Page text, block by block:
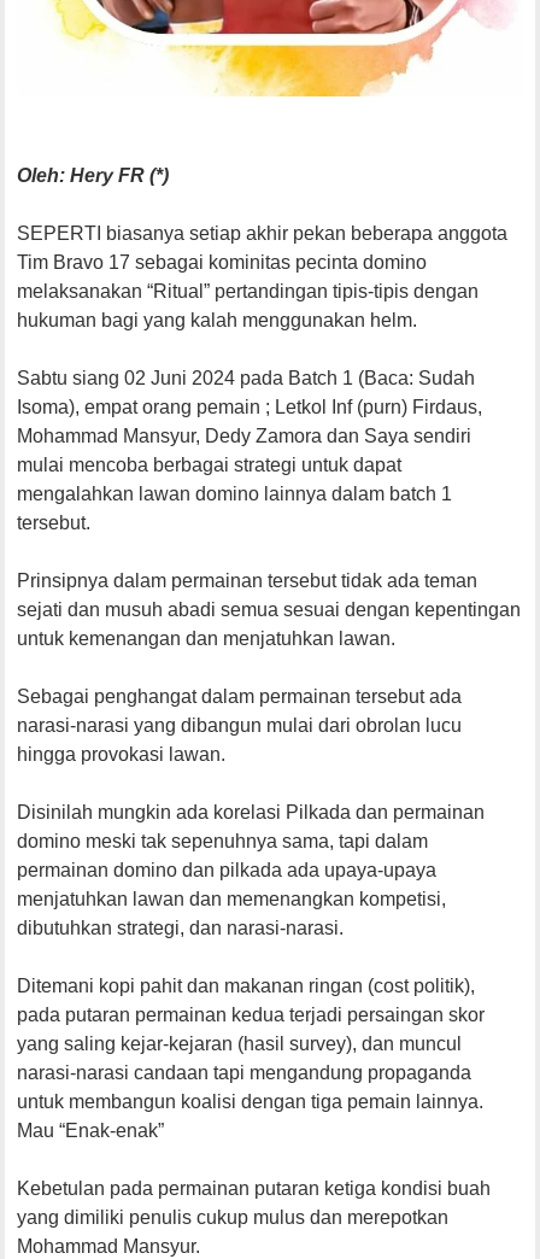
Oleh: Hery FR (*)
SEPERTI biasanya setiap akhir pekan beberapa anggota
Tim Bravo 17 sebagai kominitas pecinta domino
melaksanakan “Ritual” pertandingan tipis-tipis dengan
hukuman bagi yang kalah menggunakan helm.
Sabtu siang 02 Juni 2024 pada Batch 1 (Baca: Sudah
Isoma), empat orang pemain ; Letkol Inf (purn) Firdaus,
Mohammad Mansyur, Dedy Zamora dan Saya sendiri
mulai mencoba berbagai strategi untuk dapat
mengalahkan lawan domino lainnya dalam batch 1
tersebut.
Prinsipnya dalam permainan tersebut tidak ada teman
sejati dan musuh abadi semua sesuai dengan kepentingan
untuk kemenangan dan menjatuhkan lawan.
Sebagai penghangat dalam permainan tersebut ada
narasi-narasi yang dibangun mulai dari obrolan lucu
hingga provokasi lawan.
Disinilah mungkin ada korelasi Pilkada dan permainan
domino meski tak sepenuhnya sama, tapi dalam
permainan domino dan pilkada ada upaya-upaya
menjatuhkan lawan dan memenangkan kompetisi,
dibutuhkan strategi, dan narasi-narasi.
Ditemani kopi pahit dan makanan ringan (cost politik),
pada putaran permainan kedua terjadi persaingan skor
yang saling kejar-kejaran (hasil survey), dan muncul
narasi-narasi candaan tapi mengandung propaganda
untuk membangun koalisi dengan tiga pemain lainnya.
Mau “Enak-enak”
Kebetulan pada permainan putaran ketiga kondisi buah
yang dimiliki penulis cukup mulus dan merepotkan
Mohammad Mansyur.